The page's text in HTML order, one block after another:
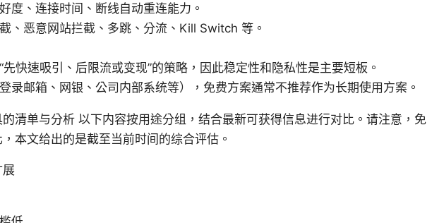
度、连接时间、断线自动重连能力。
、恶意网站拦截、多跳、分流、Kill Switch 等。
快速吸引、后限流或变现”的策略，因此稳定性和隐私性是主要短板。
录邮箱、网银、公司内部系统等），免费方案通常不推荐作为长期使用方案。
清单与分析 以下内容按用途分组，结合最新可获得信息进行对比。请注意，免
本文给出的是截至当前时间的综合评估。
展